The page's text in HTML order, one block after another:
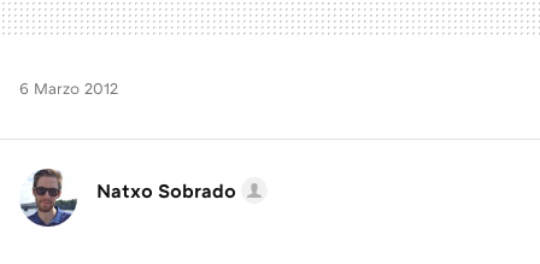
6 Marzo 2012
Natxo Sobrado